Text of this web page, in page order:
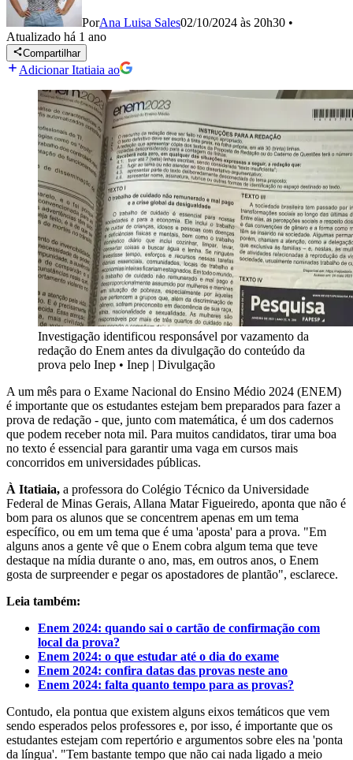
PorAna Luisa Sales02/10/2024 às 20h30 •
Atualizado há 1 ano
Compartilhar
Adicionar Itatiaia ao
Investigação identificou responsável por vazamento da
redação do Enem antes da divulgação do conteúdo da
prova pelo Inep • Inep | Divulgação
A um mês para o Exame Nacional do Ensino Médio 2024 (ENEM)
é importante que os estudantes estejam bem preparados para fazer a
prova de redação - que, junto com matemática, é um dos cadernos
que podem receber nota mil. Para muitos candidatos, tirar uma boa
no texto é essencial para garantir uma vaga em cursos mais
concorridos em universidades públicas.
À Itatiaia, a professora do Colégio Técnico da Universidade
Federal de Minas Gerais, Allana Matar Figueiredo, aponta que não é
bom para os alunos que se concentrem apenas em um tema
específico, ou em um tema que é uma 'aposta' para a prova. "Em
alguns anos a gente vê que o Enem cobra algum tema que teve
destaque na mídia durante o ano, mas, em outros anos, o Enem
gosta de surpreender e pegar os apostadores de plantão", esclarece.
Leia também:
Enem 2024: quando sai o cartão de confirmação com
local da prova?
Enem 2024: o que estudar até o dia do exame
Enem 2024: confira datas das provas neste ano
Enem 2024: falta quanto tempo para as provas?
Contudo, ela pontua que existem alguns eixos temáticos que vem
sendo esperados pelos professores e, por isso, é importante que os
estudantes estejam com repertório e argumentos sobre eles na 'ponta
da língua'. "Tem bastante tempo que não cai nada ligado a meio